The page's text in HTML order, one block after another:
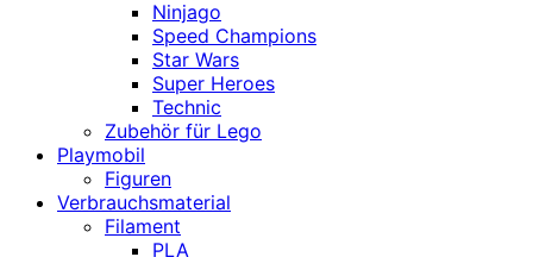
Ninjago
Speed Champions
Star Wars
Super Heroes
Technic
Zubehör für Lego
Playmobil
Figuren
Verbrauchsmaterial
Filament
PLA